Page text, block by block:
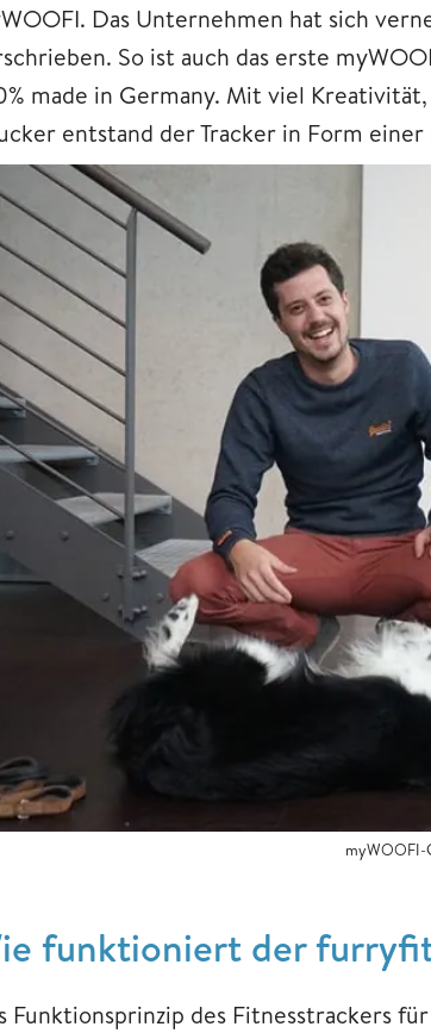
Das Unternehmen hat sich
So ist auch das erste
made in Germany. Mit viel
entstand der Tracker in Form einer
myWOOFI-
funktioniert der
Funktionsprinzip des Fitnesstrackers